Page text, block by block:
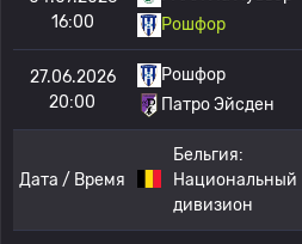
16:00
Рошфор
27.06.2026
20:00
Рошфор
Патро Эйсден
Дата / Время
Бельгия:
Национальный
дивизион